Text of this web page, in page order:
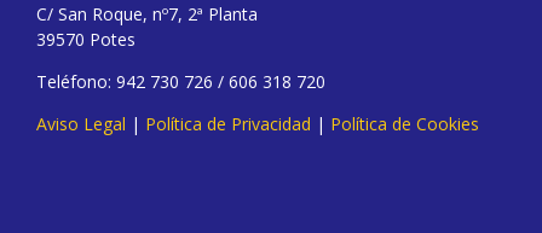
C/ San Roque, nº7, 2ª Planta
39570 Potes
Teléfono: 942 730 726 / 606 318 720
Aviso Legal | Política de Privacidad | Política de Cookies